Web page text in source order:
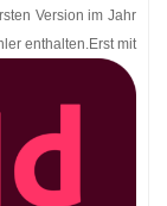
Version im Jahr
enthalten.Erst mit